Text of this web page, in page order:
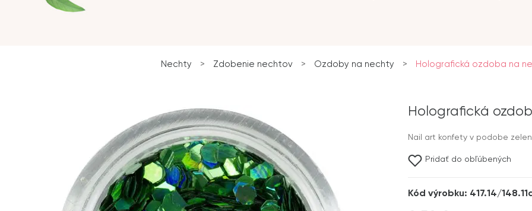
Nechty > Zdobenie nechtov > Ozdoby na nechty > Holografická ozdoba na
Holografická
Nail art konfety v podobe
Pridať do obľúbených
Kód výrobku: 417.14/